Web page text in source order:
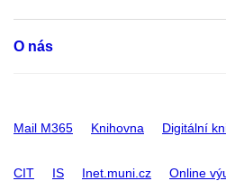
O nás
Mail M365 Knihovna Digitální
CIT IS Inet.muni.cz Online